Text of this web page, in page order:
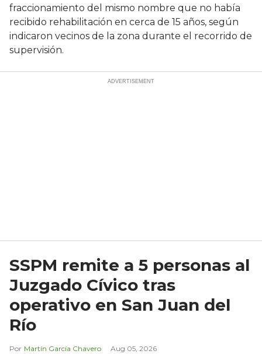
fraccionamiento del mismo nombre que no había
recibido rehabilitación en cerca de 15 años, según
indicaron vecinos de la zona durante el recorrido de
supervisión.
SSPM remite a 5 personas al
Juzgado Cívico tras
operativo en San Juan del
Río
Martín García Chavero Aug 05, 2026